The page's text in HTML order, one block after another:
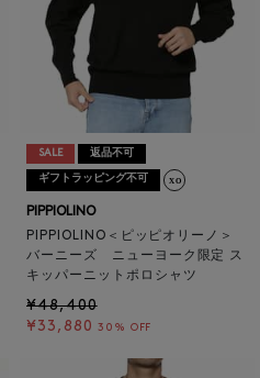
SALE 返品不可
ギフトラッピング不可
PIPPIOLINO
PIPPIOLINO＜ピッピオリーノ＞
バーニーズ ニューヨーク限定 ス
キッパーニットポロシャツ
¥48,400
¥33,880 30% OFF